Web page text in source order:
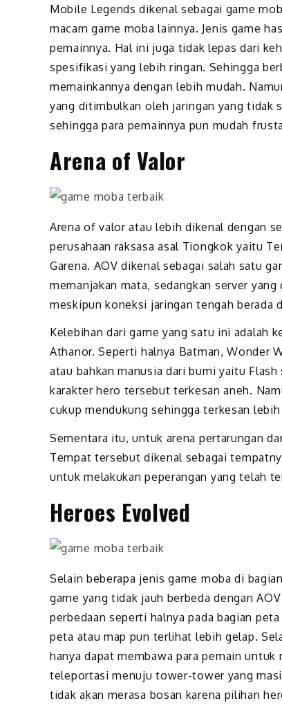
Mobile Legends dikenal sebagai game
macam game moba lainnya. Jenis game
pemainnya. Hal ini juga tidak lepas dari
spesifikasi yang lebih ringan. Sehingga
memainkannya dengan lebih mudah.
yang ditimbulkan oleh jaringan yang tidak
sehingga para pemainnya pun mudah
Arena of Valor
Arena of valor atau lebih dikenal dengan
perusahaan raksasa asal Tiongkok yaitu
Garena. AOV dikenal sebagai salah satu
memanjakan mata, sedangkan server
meskipun koneksi jaringan tengah berada
Kelebihan dari game yang satu ini adalah
Athanor. Seperti halnya Batman, Wonder
atau bahkan manusia dari bumi yaitu
karakter hero tersebut terkesan aneh.
cukup mendukung sehingga terkesan
Sementara itu, untuk arena pertarungan
Tempat tersebut dikenal sebagai
untuk melakukan peperangan yang telah
Heroes Evolved
Selain beberapa jenis game moba di
game yang tidak jauh berbeda dengan
perbedaan seperti halnya pada bagian
peta atau map pun terlihat lebih gelap.
hanya dapat membawa para pemain
teleportasi menuju tower-tower yang
tidak akan merasa bosan karena pilihan